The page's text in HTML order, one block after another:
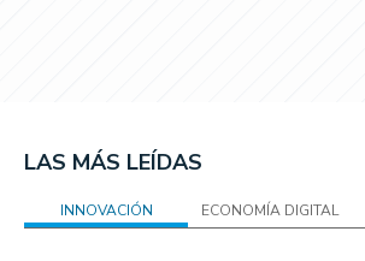
LAS MÁS LEÍDAS
INNOVACIÓN ECONOMÍA DIGITAL